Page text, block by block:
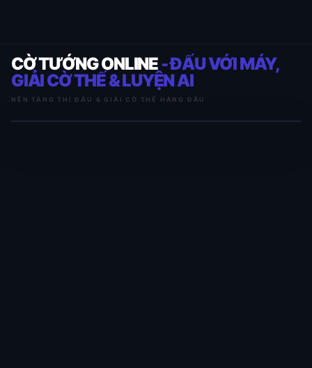
CỜ TƯỚNG ONLINE- ĐẤU VỚI MÁY,
GIẢI CỜ THẾ & LUYỆN AI
NỀN TẢNG THI ĐẤU & GIẢI CỜ THẾ HÀNG ĐẦU